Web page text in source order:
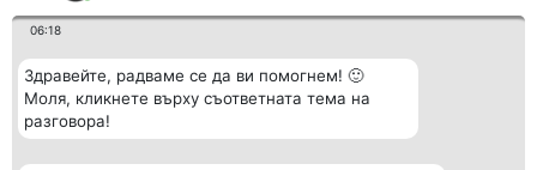
06:18
Здравейте, радваме се да ви помогнем! 🙂
Моля, кликнете върху съответната тема на
разговора!